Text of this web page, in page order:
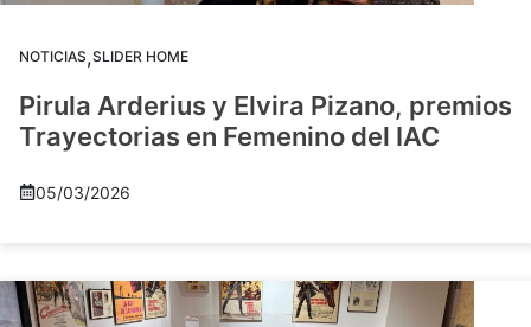
NOTICIAS,SLIDER HOME
Pirula Arderius y Elvira Pizano, premios
Trayectorias en Femenino del IAC
05/03/2026